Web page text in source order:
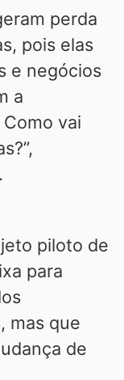
perda
pois elas
e negócios
a
vai
piloto de
para
mas que
de